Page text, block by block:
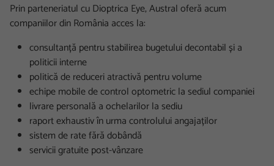
Prin parteneriatul cu Dioptrica Eye, Austral oferă acum
companiilor din România acces la:
consultanță pentru stabilirea bugetului decontabil și a
politicii interne
politică de reduceri atractivă pentru volume
echipe mobile de control optometric la sediul companiei
livrare personală a ochelarilor la sediu
raport exhaustiv în urma controlului angajaților
sistem de rate fără dobândă
servicii gratuite post-vânzare